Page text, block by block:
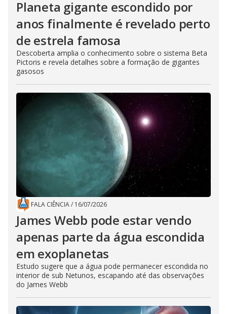
Planeta gigante escondido por
anos finalmente é revelado perto
de estrela famosa
Descoberta amplia o conhecimento sobre o sistema Beta
Pictoris e revela detalhes sobre a formação de gigantes
gasosos
FALA CIÊNCIA/ 16/07/2026
James Webb pode estar vendo
apenas parte da água escondida
em exoplanetas
Estudo sugere que a água pode permanecer escondida no
interior de sub Netunos, escapando até das observações
do James Webb